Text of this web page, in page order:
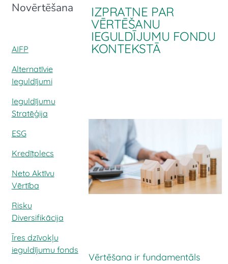
Novērtēšana
AIFP
Alternatīvie
Ieguldījumi
Ieguldījumu
Stratēģija
ESG
Kredītplecs
Neto Aktīvu
Vērtība
Risku
Diversifikācija
Īres dzīvokļu
ieguldījumu fonds
IZPRATNE PAR
VĒRTĒŠANU
IEGULDĪJUMU FONDU
KONTEKSTĀ
Vērtēšana ir fundamentāls